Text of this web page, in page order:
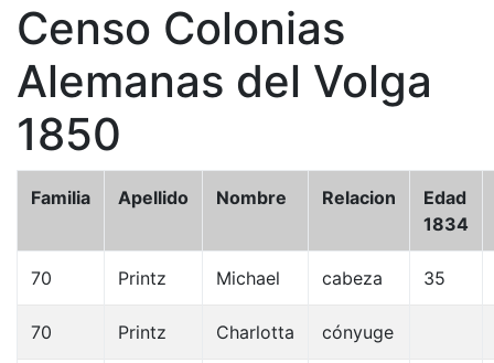
Censo Colonias
Alemanas del Volga
1850
Familia Apellido Nombre Relacion
Edad
1834
70 Printz Michael cabeza 35
70 Printz Charlotta cónyuge